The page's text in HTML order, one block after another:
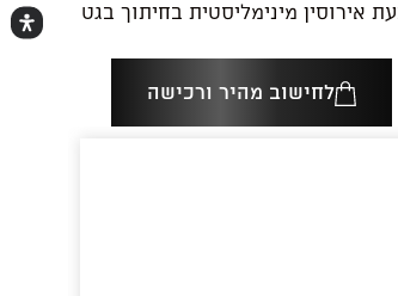
אירוסין מינימליסטית בחיתוך בגט
לחישוב מהיר ורכישה